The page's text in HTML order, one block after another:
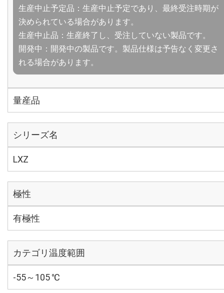
生産中止予定品：生産中止予定であり、最終受注時期が
決められている場合があります。
生産中止品：生産終了し、受注していない製品です。
開発中：開発中の製品です。製品仕様は予告なく変更さ
れる場合があります。
量産品
シリーズ名
LXZ
極性
有極性
カテゴリ温度範囲
-55～105 ℃